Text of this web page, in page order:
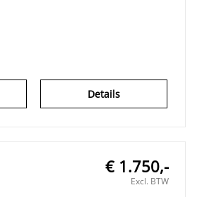
Details
€ 1.750,-
Excl. BTW